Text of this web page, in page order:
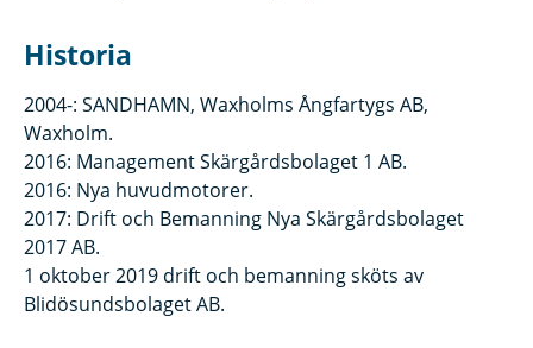
Historia
2004-: SANDHAMN, Waxholms Ångfartygs AB,
Waxholm.
2016: Management Skärgårdsbolaget 1 AB.
2016: Nya huvudmotorer.
2017: Drift och Bemanning Nya Skärgårdsbolaget
2017 AB.
1 oktober 2019 drift och bemanning sköts av
Blidösundsbolaget AB.